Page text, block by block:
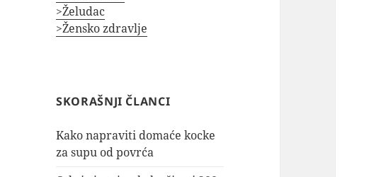
>Želudac
>Žensko zdravlje
SKORAŠNJI ČLANCI
Kako napraviti domaće kocke
za supu od povrća